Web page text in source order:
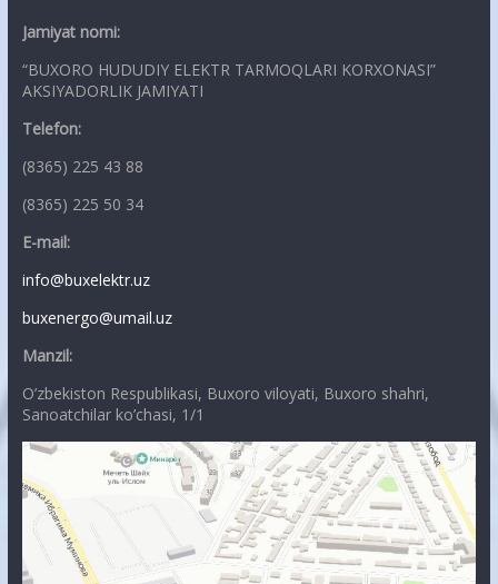
Jamiyat nomi:
“BUXORO HUDUDIY ELEKTR TARMOQLARI KORXONASI”
AKSIYADORLIK JAMIYATI
Telefon:
(8365) 225 43 88
(8365) 225 50 34
E-mail:
info@buxelektr.uz
buxenergo@umail.uz
Manzil:
O’zbekiston Respublikasi, Buxoro viloyati, Buxoro shahri,
Sanoatchilar ko’chasi, 1/1